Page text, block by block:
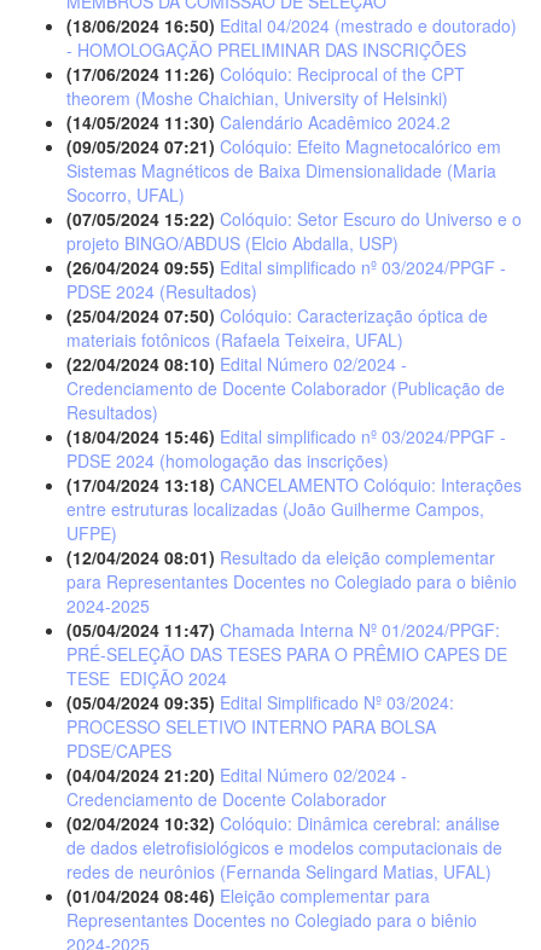
(18/06/2024 16:50) Edital 04/2024 (mestrado e doutorado)
- HOMOLOGAÇÃO PRELIMINAR DAS INSCRIÇÕES
(17/06/2024 11:26) Colóquio: Reciprocal of the CPT
theorem (Moshe Chaichian, University of Helsinki)
(14/05/2024 11:30) Calendário Acadêmico 2024.2
(09/05/2024 07:21) Colóquio: Efeito Magnetocalórico em
Sistemas Magnéticos de Baixa Dimensionalidade (Maria
Socorro, UFAL)
(07/05/2024 15:22) Colóquio: Setor Escuro do Universo e o
projeto BINGO/ABDUS (Elcio Abdalla, USP)
(26/04/2024 09:55) Edital simplificado nº 03/2024/PPGF -
PDSE 2024 (Resultados)
(25/04/2024 07:50) Colóquio: Caracterização óptica de
materiais fotônicos (Rafaela Teixeira, UFAL)
(22/04/2024 08:10) Edital Número 02/2024 -
Credenciamento de Docente Colaborador (Publicação de
Resultados)
(18/04/2024 15:46) Edital simplificado nº 03/2024/PPGF -
PDSE 2024 (homologação das inscrições)
(17/04/2024 13:18) CANCELAMENTO Colóquio: Interações
entre estruturas localizadas (João Guilherme Campos,
UFPE)
(12/04/2024 08:01) Resultado da eleição complementar
para Representantes Docentes no Colegiado para o biênio
2024-2025
(05/04/2024 11:47) Chamada Interna Nº 01/2024/PPGF:
PRÉ-SELEÇÃO DAS TESES PARA O PRÊMIO CAPES DE
TESE  EDIÇÃO 2024
(05/04/2024 09:35) Edital Simplificado Nº 03/2024:
PROCESSO SELETIVO INTERNO PARA BOLSA
PDSE/CAPES
(04/04/2024 21:20) Edital Número 02/2024 -
Credenciamento de Docente Colaborador
(02/04/2024 10:32) Colóquio: Dinâmica cerebral: análise
de dados eletrofisiológicos e modelos computacionais de
redes de neurônios (Fernanda Selingard Matias, UFAL)
(01/04/2024 08:46) Eleição complementar para
Representantes Docentes no Colegiado para o biênio
2024-2025